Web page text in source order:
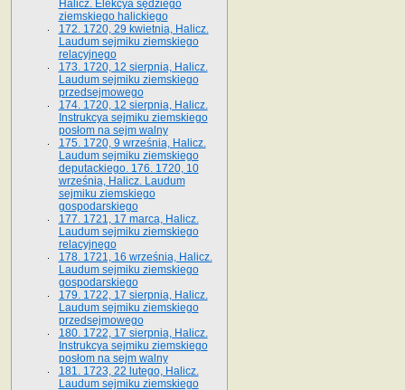
Halicz. Elekcya sędziego
ziemskiego halickiego
172. 1720, 29 kwietnia, Halicz.
Laudum sejmiku ziemskiego
relacyjnego
173. 1720, 12 sierpnia, Halicz.
Laudum sejmiku ziemskiego
przedsejmowego
174. 1720, 12 sierpnia, Halicz.
Instrukcya sejmiku ziemskiego
posłom na sejm walny
175. 1720, 9 września, Halicz.
Laudum sejmiku ziemskiego
deputackiego. 176. 1720, 10
września, Halicz. Laudum
sejmiku ziemskiego
gospodarskiego
177. 1721, 17 marca, Halicz.
Laudum sejmiku ziemskiego
relacyjnego
178. 1721, 16 września, Halicz.
Laudum sejmiku ziemskiego
gospodarskiego
179. 1722, 17 sierpnia, Halicz.
Laudum sejmiku ziemskiego
przedsejmowego
180. 1722, 17 sierpnia, Halicz.
Instrukcya sejmiku ziemskiego
posłom na sejm walny
181. 1723, 22 lutego, Halicz.
Laudum sejmiku ziemskiego